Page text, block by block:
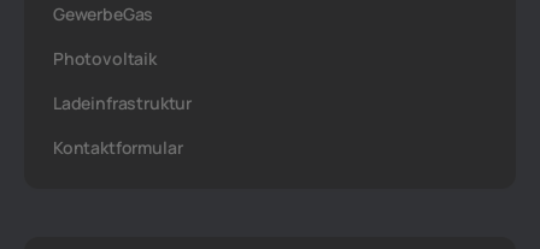
GewerbeGas
Photovoltaik
Ladeinfrastruktur
Kontaktformular